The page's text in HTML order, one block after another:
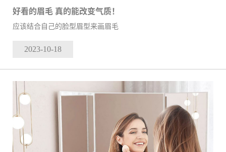
好看的眉毛 真的能改变气质！
应该结合自己的脸型眉型来画眉毛
2023-10-18